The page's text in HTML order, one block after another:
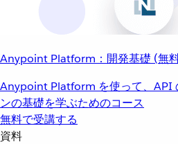
Anypoint Platform：開発基礎 (無
Anypoint Platform を使って、API
ンの基礎を学ぶためのコース
無料で受講する
資料